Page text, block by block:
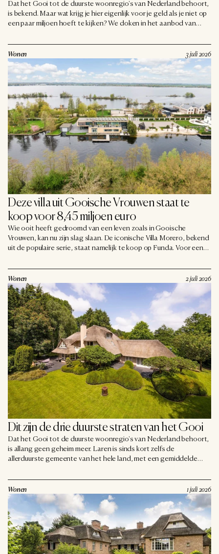
Dat het Gooi tot de duurste woonregio's van Nederland behoort,
is bekend. Maar wat krijg je hier eigenlijk voor je geld als je niet op
een paar miljoen hoeft te kijken? We doken in het aanbod van
op dit moment te koop staan. Van een landhuis met een gouden
binnenzwembad tot een villa aan de voet van de Tafelberg: het is
genieten met de ogen. Alle bedragen zijn kosten koper, en
dromen mag.
Wonen 3 juli 2026
Deze villa uit Gooische Vrouwen staat te
koop voor 8,45 miljoen euro
Wie ooit heeft gedroomd van een leven zoals in Gooische
Vrouwen, kan nu zijn slag slaan. De iconische Villa Morero, bekend
uit de populaire serie, staat namelijk te koop op Funda. Voor een
droompaleis, compleet met privéwellness, een eigen bioscoop,
een wijnkelder en ruimte voor maar liefst dertien auto's. Al moeten
we voor de eerlijkheid zeggen dat de villa niet in het Gooi zelf
staat, maar net over de grens.
Wonen 2 juli 2026
Dit zijn de drie duurste straten van het Gooi
Dat het Gooi tot de duurste woonregio's van Nederland behoort,
is allang geen geheim meer. Laren is sinds kort zelfs de
allerduurste gemeente van het hele land, met een gemiddelde
gemiddelde, want zoals overal zijn er ook hier straten die er met
kop en schouders bovenuit steken. Volgens de beschikbare
woningwaardecijfers horen drie lanen steevast bij de absolute
top. De exacte volgorde en bedragen verschillen per
meetmoment en bron, maar deze namen keren telkens terug. En
het zal u weinig verbazen in welke dorpen we uitkomen.
Wonen 1 juli 2026